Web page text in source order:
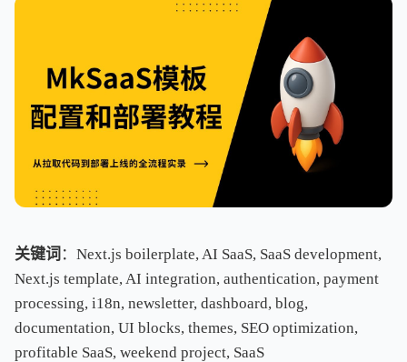
关键词 ：Next.js boilerplate, AI SaaS, SaaS development,
Next.js template, AI integration, authentication, payment
processing, i18n, newsletter, dashboard, blog,
documentation, UI blocks, themes, SEO optimization,
profitable SaaS, weekend project, SaaS